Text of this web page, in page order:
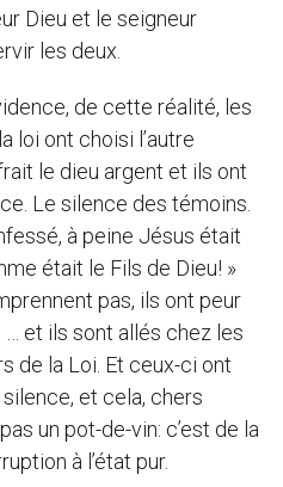
Dieu et le seigneur
les deux.
de cette réalité, les
loi ont choisi l’autre
le dieu argent et ils ont
Le silence des témoins.
à peine Jésus était
était le Fils de Dieu! »
pas, ils ont peur
… et ils sont allés chez les
de la Loi. Et ceux-ci ont
et cela, chers
un pot-de-vin: c’est de la
à l’état pur.